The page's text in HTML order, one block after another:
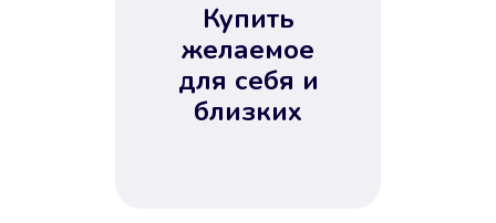
Купить
желаемое
для себя и
близких